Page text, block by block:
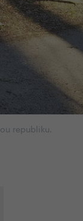
republiku.